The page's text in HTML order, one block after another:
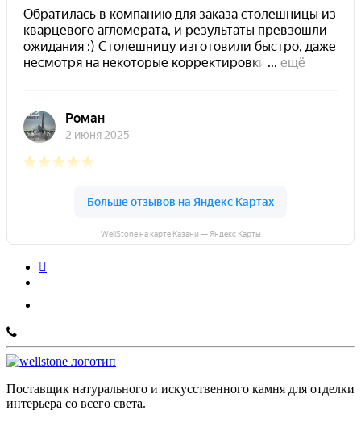
WellStone на карте Казани — Яндекс Карты
Поставщик натурального и искусственного камня для отделки
интерьера со всего света.